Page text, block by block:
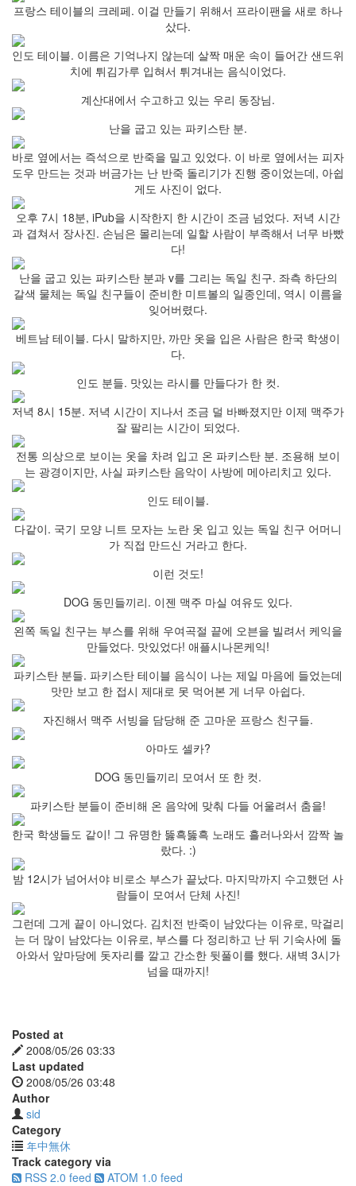
프랑스 테이블의 크레페. 이걸 만들기 위해서 프라이팬을 새로 하나
샀다.
인도 테이블. 이름은 기억나지 않는데 살짝 매운 속이 들어간 샌드위
치에 튀김가루 입혀서 튀겨내는 음식이었다.
계산대에서 수고하고 있는 우리 동장님.
난을 굽고 있는 파키스탄 분.
바로 옆에서는 즉석으로 반죽을 밀고 있었다. 이 바로 옆에서는 피자
도우 만드는 것과 버금가는 난 반죽 돌리기가 진행 중이었는데, 아쉽
게도 사진이 없다.
오후 7시 18분, iPub을 시작한지 한 시간이 조금 넘었다. 저녁 시간
과 겹쳐서 장사진. 손님은 몰리는데 일할 사람이 부족해서 너무 바빴
다!
난을 굽고 있는 파키스탄 분과 v를 그리는 독일 친구. 좌측 하단의
갈색 물체는 독일 친구들이 준비한 미트볼의 일종인데, 역시 이름을
잊어버렸다.
베트남 테이블. 다시 말하지만, 까만 옷을 입은 사람은 한국 학생이
다.
인도 분들. 맛있는 라시를 만들다가 한 컷.
저녁 8시 15분. 저녁 시간이 지나서 조금 덜 바빠졌지만 이제 맥주가
잘 팔리는 시간이 되었다.
전통 의상으로 보이는 옷을 차려 입고 온 파키스탄 분. 조용해 보이
는 광경이지만, 사실 파키스탄 음악이 사방에 메아리치고 있다.
인도 테이블.
다같이. 국기 모양 니트 모자는 노란 옷 입고 있는 독일 친구 어머니
가 직접 만드신 거라고 한다.
이런 것도!
DOG 동민들끼리. 이젠 맥주 마실 여유도 있다.
왼쪽 독일 친구는 부스를 위해 우여곡절 끝에 오븐을 빌려서 케익을
만들었다. 맛있었다! 애플시나몬케익!
파키스탄 분들. 파키스탄 테이블 음식이 나는 제일 마음에 들었는데
맛만 보고 한 접시 제대로 못 먹어본 게 너무 아쉽다.
자진해서 맥주 서빙을 담당해 준 고마운 프랑스 친구들.
아마도 셀카?
DOG 동민들끼리 모여서 또 한 컷.
파키스탄 분들이 준비해 온 음악에 맞춰 다들 어울려서 춤을!
한국 학생들도 같이! 그 유명한 뚫흑뚫흑 노래도 흘러나와서 깜짝 놀
랐다. :)
밤 12시가 넘어서야 비로소 부스가 끝났다. 마지막까지 수고했던 사
람들이 모여서 단체 사진!
그런데 그게 끝이 아니었다. 김치전 반죽이 남았다는 이유로, 막걸리
는 더 많이 남았다는 이유로, 부스를 다 정리하고 난 뒤 기숙사에 돌
아와서 앞마당에 돗자리를 깔고 간소한 뒷풀이를 했다. 새벽 3시가
넘을 때까지!
Posted at
2008/05/26 03:33
Last updated
2008/05/26 03:48
Author
sid
Category
年中無休
Track category via
RSS 2.0 feed
ATOM 1.0 feed